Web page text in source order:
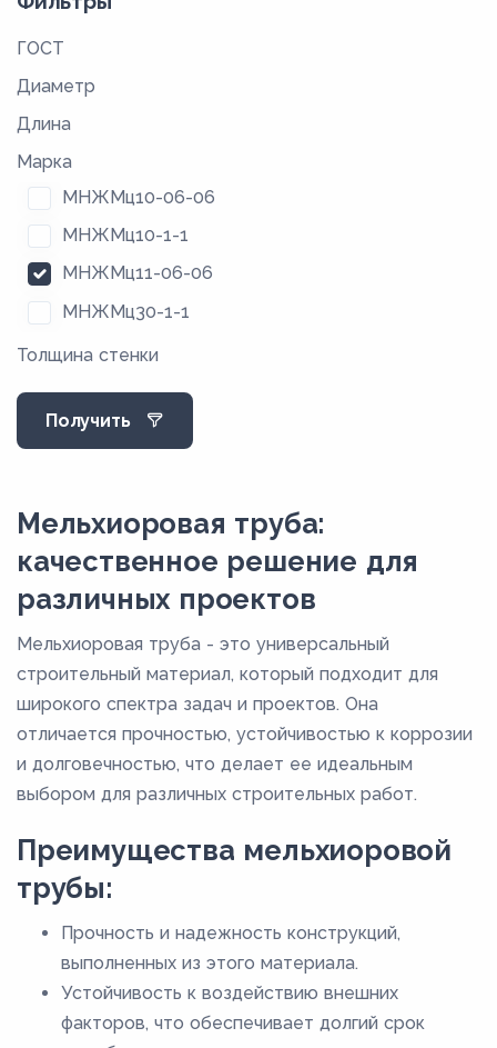
ГОСТ
Диаметр
Длина
Марка
МНЖМц10-06-06
МНЖМц10-1-1
МНЖМц11-06-06
МНЖМц30-1-1
Толщина стенки
Получить
Мельхиоровая труба:
качественное решение для
различных проектов
Мельхиоровая труба - это универсальный
строительный материал, который подходит для
широкого спектра задач и проектов. Она
отличается прочностью, устойчивостью к коррозии
и долговечностью, что делает ее идеальным
выбором для различных строительных работ.
Преимущества мельхиоровой
трубы:
Прочность и надежность конструкций,
выполненных из этого материала.
Устойчивость к воздействию внешних
факторов, что обеспечивает долгий срок